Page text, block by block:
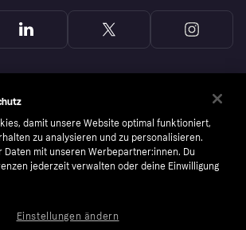
damit unsere Website optimal funktioniert,
zu analysieren und zu personalisieren.
Daten mit unseren Werbepartner:innen. Du
jederzeit verwalten oder deine Einwilligung
Einstellungen ändern